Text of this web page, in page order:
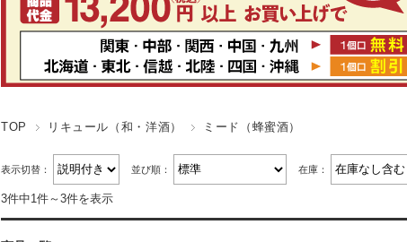
TOP リキュール（和・洋酒） ミード（蜂蜜酒）
表示切替： 並び順： 在庫：
3件中1件～3件を表示